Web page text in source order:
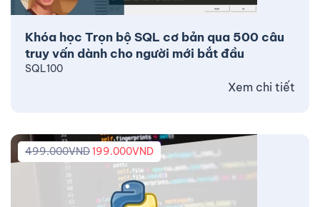
Khóa học Trọn bộ SQL cơ bản qua 500 câu
truy vấn dành cho người mới bắt đầu
SQL100
Xem chi tiết
499.000VND199.000VND